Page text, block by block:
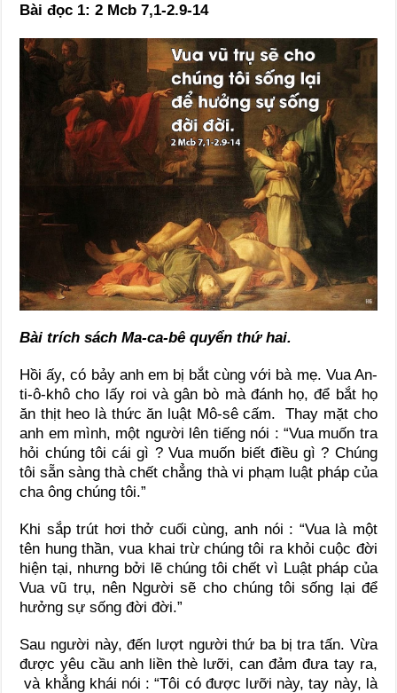
Bài đọc 1: 2 Mcb 7,1-2.9-14
Bài trích sách Ma-ca-bê quyển thứ hai.
Hồi ấy, có bảy anh em bị bắt cùng với bà mẹ. Vua An-
ti-ô-khô cho lấy roi và gân bò mà đánh họ, để bắt họ
ăn thịt heo là thức ăn luật Mô-sê cấm. Thay mặt cho
anh em mình, một người lên tiếng nói : “Vua muốn tra
hỏi chúng tôi cái gì ? Vua muốn biết điều gì ? Chúng
tôi sẵn sàng thà chết chẳng thà vi phạm luật pháp của
cha ông chúng tôi.”
Khi sắp trút hơi thở cuối cùng, anh nói : “Vua là một
tên hung thần, vua khai trừ chúng tôi ra khỏi cuộc đời
hiện tại, nhưng bởi lẽ chúng tôi chết vì Luật pháp của
Vua vũ trụ, nên Người sẽ cho chúng tôi sống lại để
hưởng sự sống đời đời.”
Sau người này, đến lượt người thứ ba bị tra tấn. Vừa
được yêu cầu anh liền thè lưỡi, can đảm đưa tay ra,
và khẳng khái nói : “Tôi có được lưỡi này, tay này, là